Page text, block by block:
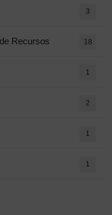
3
Recursos 18
1
2
1
1